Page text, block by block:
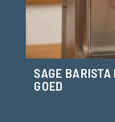
SAGE BARISTA
GOED